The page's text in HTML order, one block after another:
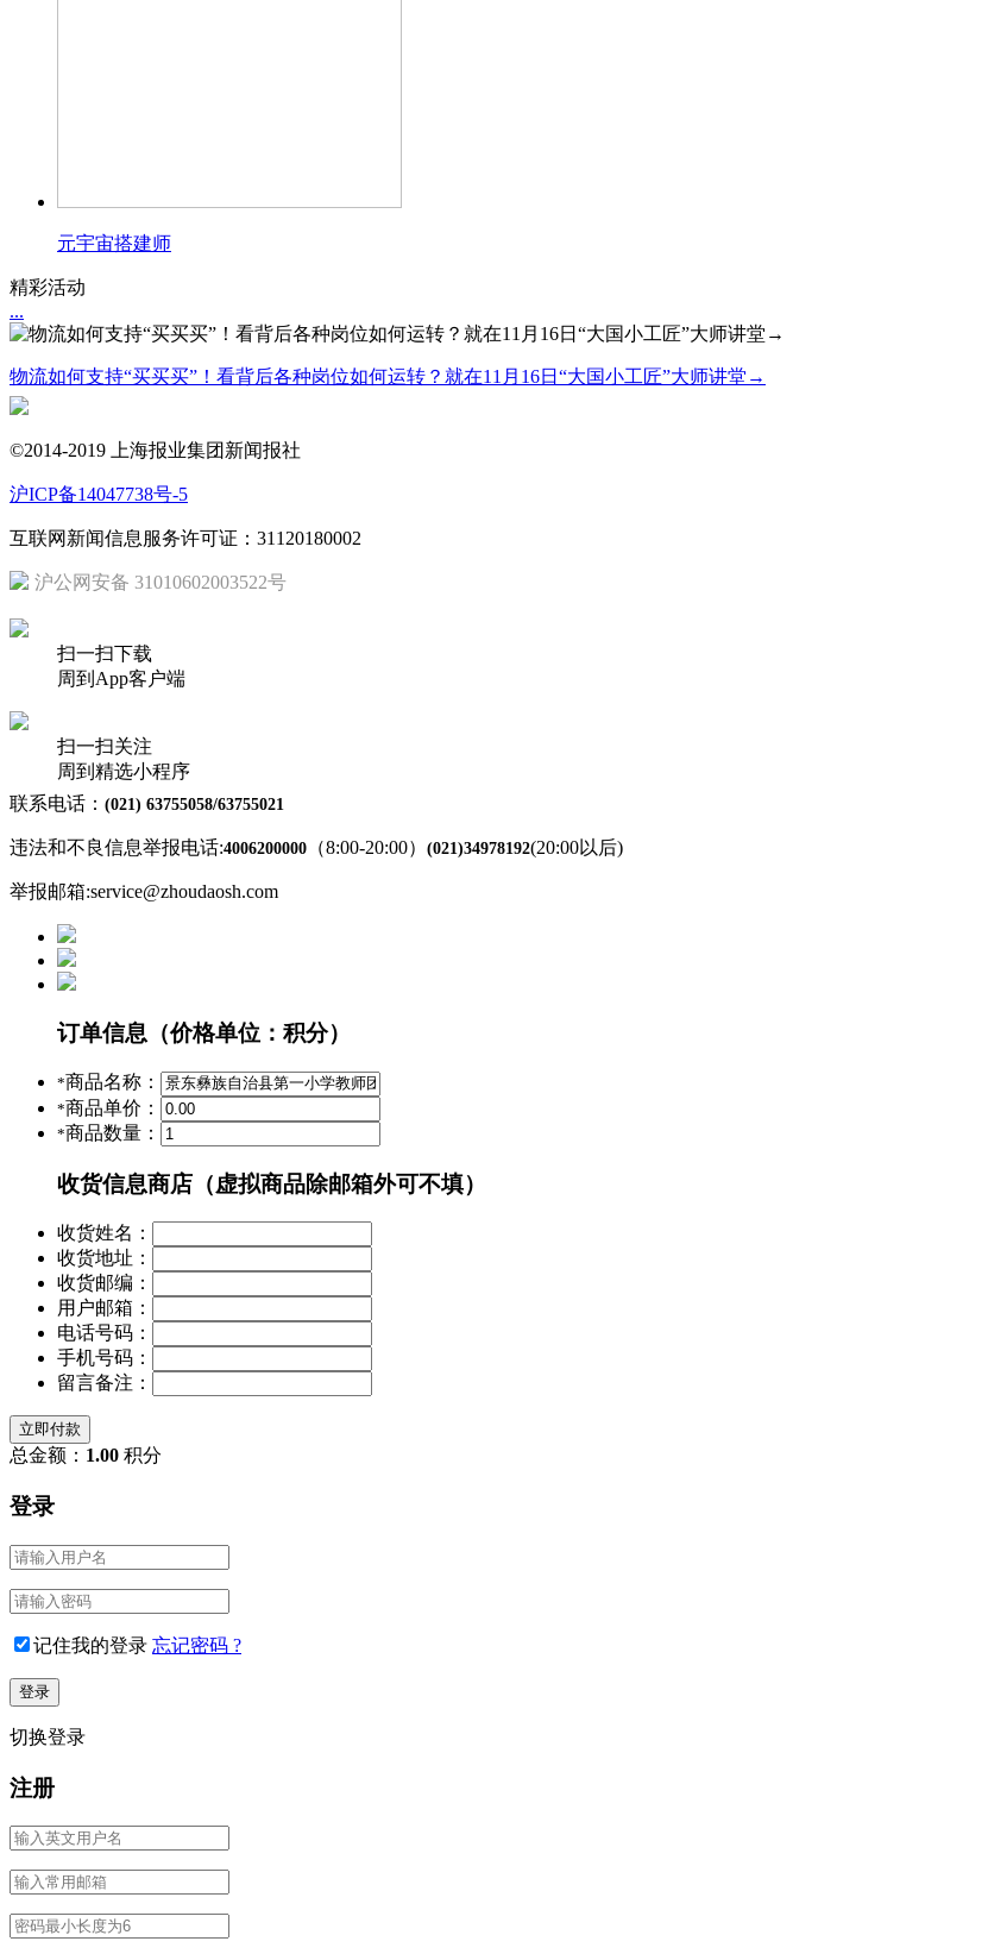
元宇宙搭建师
精彩活动
...
物流如何支持“买买买”！看背后各种岗位如何运转？就在11月16日“大国小工匠”大师讲堂→
©2014-2019 上海报业集团新闻报社
沪ICP备14047738号-5
互联网新闻信息服务许可证：31120180002
沪公网安备 31010602003522号
扫一扫下载
周到App客户端
扫一扫关注
周到精选小程序
联系电话： (021) 63755058/63755021
违法和不良信息举报电话:4006200000 （8:00-20:00） (021)34978192(20:00以后)
举报邮箱:service@zhoudaosh.com
订单信息 （价格单位：积分）
*商品名称：
*商品单价：
*商品数量：
收货信息商店（虚拟商品除邮箱外可不填）
收货姓名：
收货地址：
收货邮编：
用户邮箱：
电话号码：
手机号码：
留言备注：
立即付款
总金额： 1.00 积分
登录
记住我的登录 忘记密码 ?
切换登录
注册